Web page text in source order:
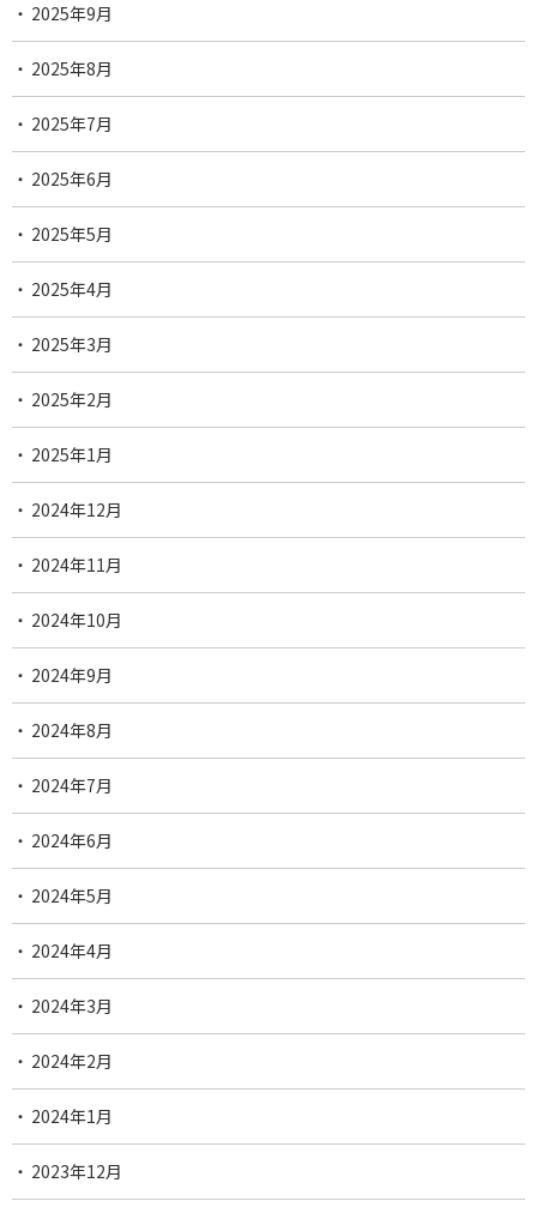
2025年9月
2025年8月
2025年7月
2025年6月
2025年5月
2025年4月
2025年3月
2025年2月
2025年1月
2024年12月
2024年11月
2024年10月
2024年9月
2024年8月
2024年7月
2024年6月
2024年5月
2024年4月
2024年3月
2024年2月
2024年1月
2023年12月